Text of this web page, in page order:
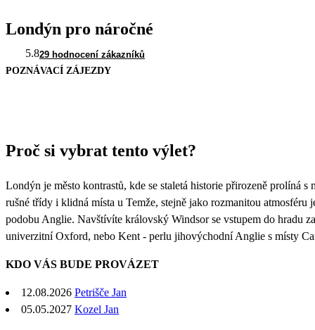
Londýn pro náročné
5.829 hodnocení zákazníků
POZNÁVACÍ ZÁJEZDY
Proč si vybrat tento výlet?
Londýn je město kontrastů, kde se staletá historie přirozeně prolíná
rušné třídy i klidná místa u Temže, stejně jako rozmanitou
podobu Anglie. Navštívíte královský Windsor se vstupem do hradu
univerzitní Oxford, nebo Kent - perlu jihovýchodní Anglie s místy
KDO VÁS BUDE PROVÁZET
12.08.2026 Petrišče Jan
05.05.2027 Kozel Jan